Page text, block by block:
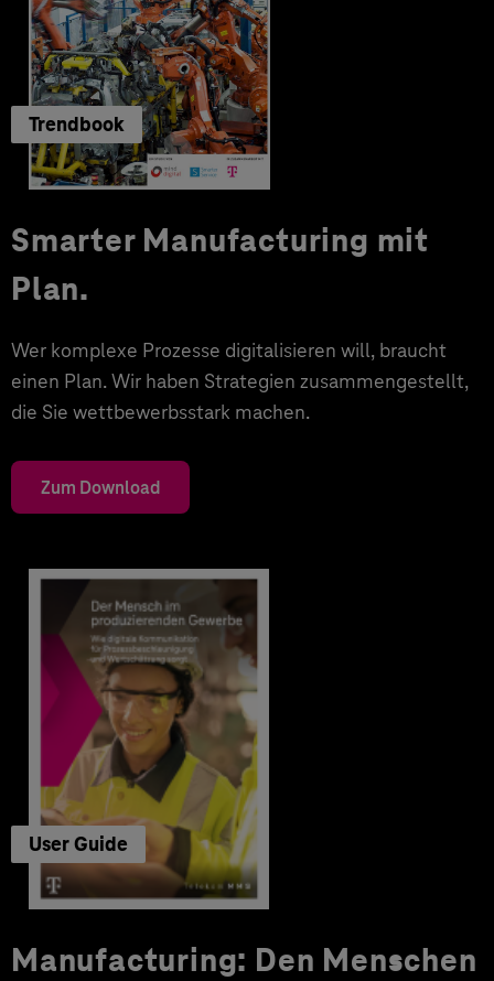
Trendbook
Smarter Manufacturing mit
Plan.
Wer komplexe Prozesse digitalisieren will, braucht
einen Plan. Wir haben Strategien zusammengestellt,
die Sie wettbewerbsstark machen.
Zum Download
User Guide
Manufacturing: Den Menschen